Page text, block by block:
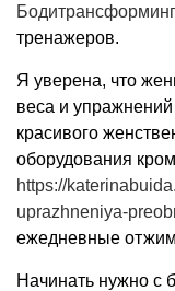
Бодитрансформинг
тренажеров.
Я уверена, что
веса и
красивого
оборудования
https://
uprazhneniya-
ежедневные
Начинать нужно с